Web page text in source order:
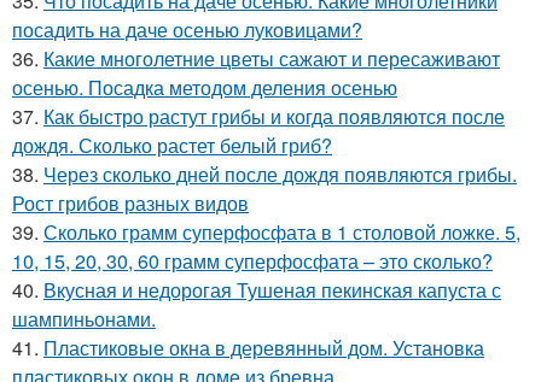
посадить на даче осенью луковицами?
36. Какие многолетние цветы сажают и пересаживают
осенью. Посадка методом деления осенью
37. Как быстро растут грибы и когда появляются после
дождя. Сколько растет белый гриб?
38. Через сколько дней после дождя появляются грибы.
Рост грибов разных видов
39. Сколько грамм суперфосфата в 1 столовой ложке. 5,
10, 15, 20, 30, 60 грамм суперфосфата – это сколько?
40. Вкусная и недорогая Тушеная пекинская капуста с
шампиньонами.
41. Пластиковые окна в деревянный дом. Установка